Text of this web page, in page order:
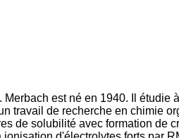
Merbach est né en 1940. Il
travail de recherche en chimie
de solubilité avec formation de